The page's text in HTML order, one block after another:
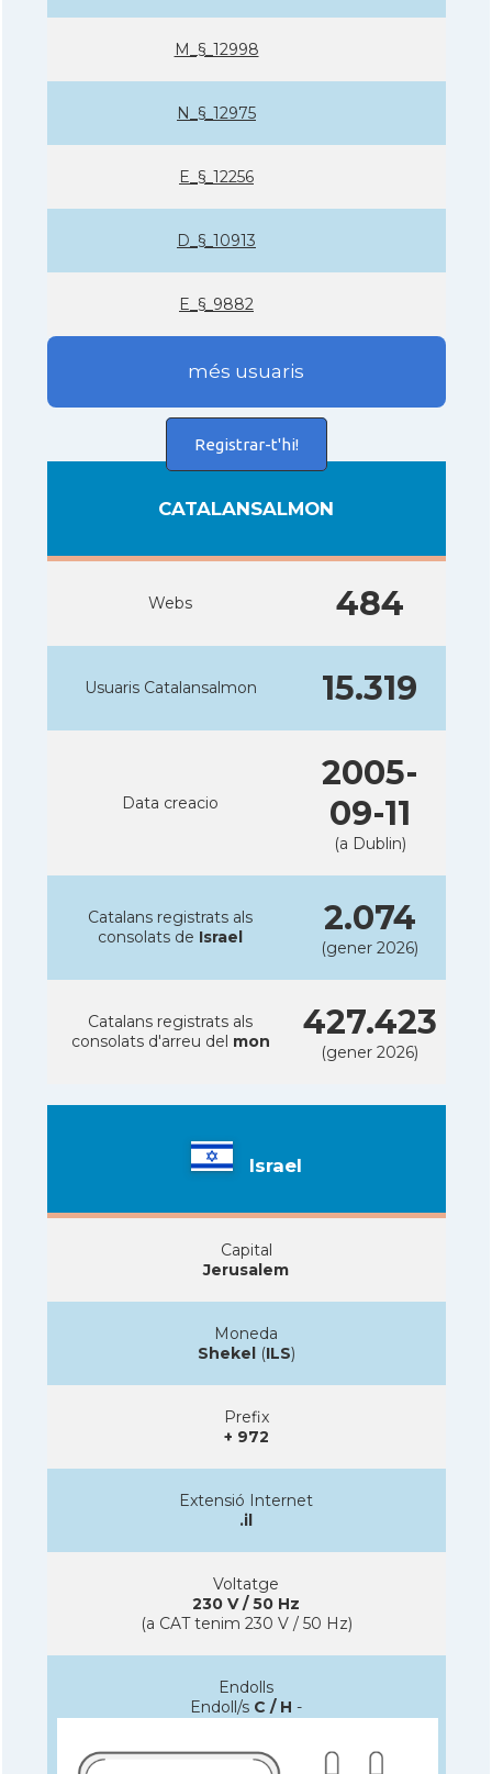
M_§_12998
N_§_12975
E_§_12256
D_§_10913
E_§_9882
més usuaris
Registrar-t'hi!
CATALANSALMON
Webs 484
Usuaris Catalansalmon 15.319
Data creacio
2005-
09-11
(a Dublin)
Catalans registrats als
consolats de Israel 2.074
(gener 2026)
Catalans registrats als
consolats d'arreu del mon 427.423
(gener 2026)
Israel
Capital
Jerusalem
Moneda
Shekel(ILS)
Prefix
+ 972
Extensió Internet
.il
Voltatge
230 V / 50 Hz
(a CAT tenim 230 V / 50 Hz)
Endolls
Endoll/s C / H -